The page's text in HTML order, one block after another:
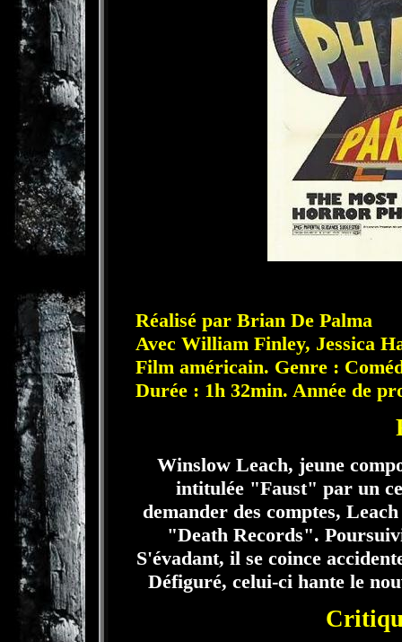
Réalisé par Brian De Palma
Avec William Finley, Jessica
Film américain. Genre :
Durée : 1h 32min. Année de
Winslow Leach, jeune
intitulée "Faust" par un
demander des comptes,
"Death Records".
S'évadant, il se coince
Défiguré, celui-ci hante le